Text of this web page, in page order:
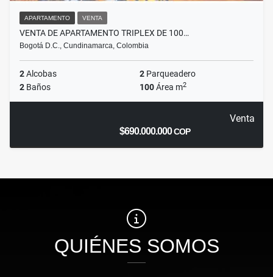
APARTAMENTO VENTA
VENTA DE APARTAMENTO TRIPLEX DE 100…
Bogotá D.C., Cundinamarca, Colombia
2Alcobas 2 Parqueadero
2 Baños 100Área m2
Venta
$690.000.000COP
QUIÉNES SOMOS